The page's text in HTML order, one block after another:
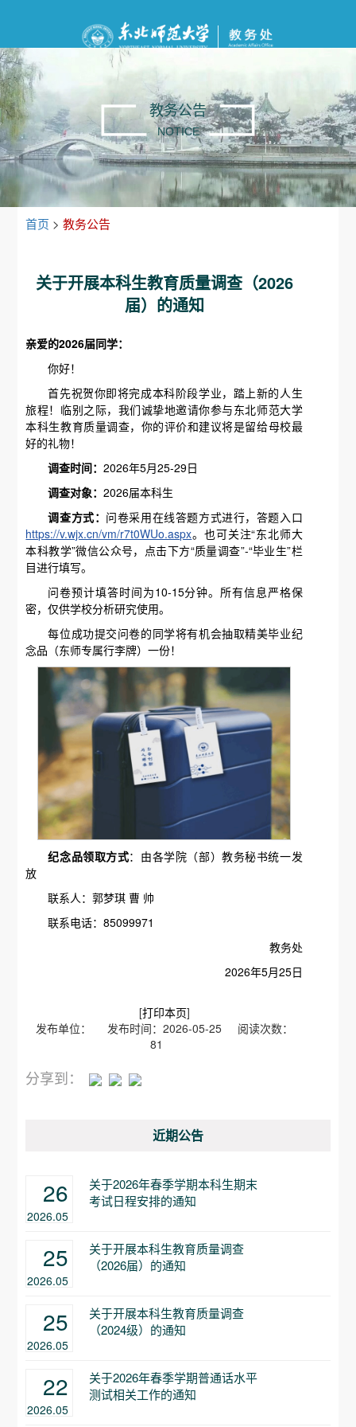
教务公告
NOTICE
首页 > 教务公告
关于开展本科生教育质量调查（2026
届）的通知
亲爱的2026届同学：
你好！
首先祝贺你即将完成本科阶段学业，踏上新的人生
旅程！临别之际，我们诚挚地邀请你参与东北师范大学
本科生教育质量调查，你的评价和建议将是留给母校最
好的礼物！
调查时间：2026年5月25-29日
调查对象：2026届本科生
调查方式： 问卷采用在线答题方式进行，答题入口
https://v.wjx.cn/vm/r7t0WUo.aspx。也可关注“东北师大
本科教学”微信公众号，点击下方“质量调查”-“毕业生”栏
目进行填写。
问卷预计填答时间为10-15分钟。所有信息严格保
密，仅供学校分析研究使用。
每位成功提交问卷的同学将有机会抽取精美毕业纪
念品（东师专属行李牌）一份！
纪念品领取方式：由各学院（部）教务秘书统一发
放
联系人：郭梦琪 曹 帅
联系电话：85099971
教务处
2026年5月25日
[打印本页]
发布单位： 发布时间：2026-05-25 阅读次数：
81
分享到：
近期公告
26
2026.05
关于2026年春季学期本科生期末
考试日程安排的通知
25
2026.05
关于开展本科生教育质量调查
（2026届）的通知
25
2026.05
关于开展本科生教育质量调查
（2024级）的通知
22
2026.05
关于2026年春季学期普通话水平
测试相关工作的通知